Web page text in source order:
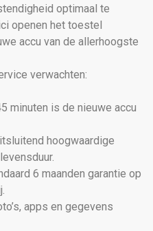
optimaal te
openen het toestel
accu van de allerhoogste
verwachten:
minuten is de nieuwe accu
hoogwaardige
6 maanden garantie op
apps en gegevens